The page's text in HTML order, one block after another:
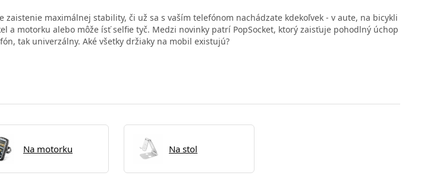
maximálnej stability, či už sa s vaším telefónom nachádzate kdekoľvek - v aute, na bicykli
motorku alebo môže ísť selfie tyč. Medzi novinky patrí PopSocket, ktorý zaisťuje pohodlný úchop
tak univerzálny. Aké všetky držiaky na mobil existujú?
Na motorku Na stol